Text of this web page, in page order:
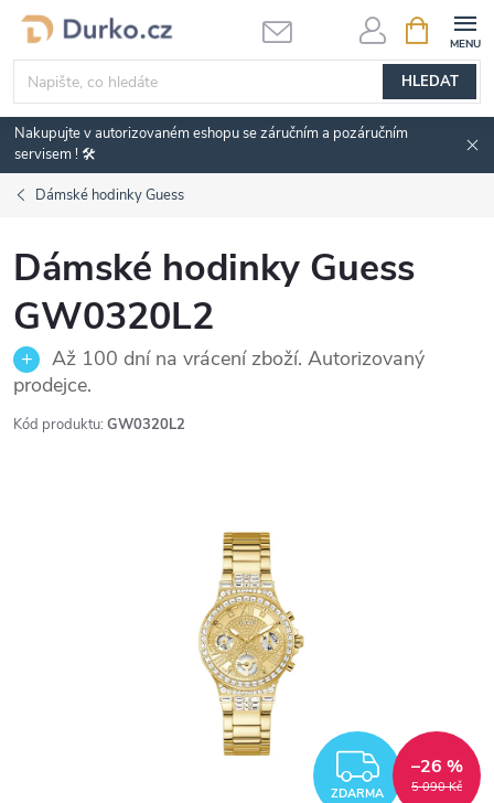
Přejít
obsah
HLEDAT
NÁKUPNÍ
KOŠÍK
Nakupujte v autorizovaném eshopu se záručním a pozáručním
servisem ! 🛠️
Dámské hodinky Guess
Dámské hodinky Guess
GW0320L2
Až 100 dní na vrácení zboží. Autorizovaný
prodejce.
Kód produktu: GW0320L2
ZDARMA 5 090 Kč
–26 %